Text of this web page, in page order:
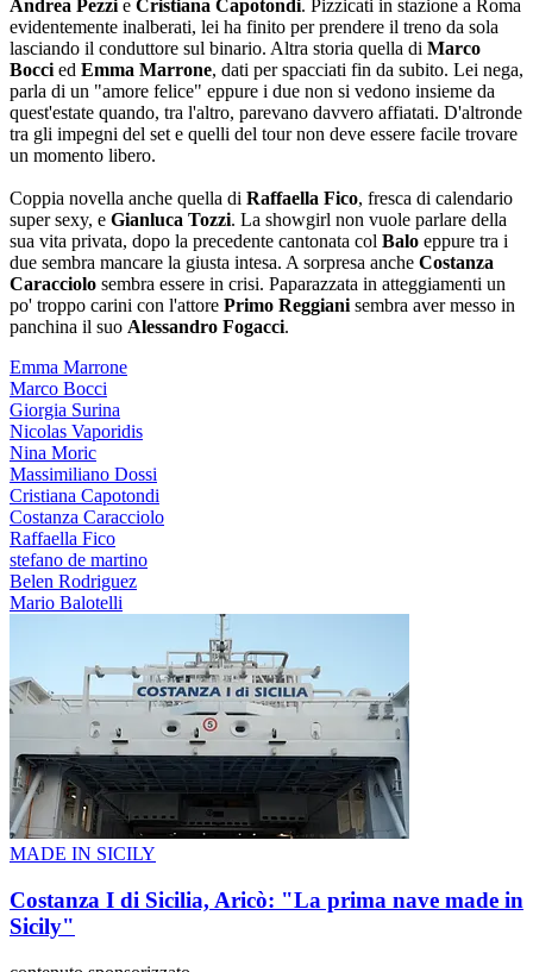
Andrea Pezzi e Cristiana Capotondi. Pizzicati in stazione a Roma
evidentemente inalberati, lei ha finito per prendere il treno da sola
lasciando il conduttore sul binario. Altra storia quella di Marco
Bocci ed Emma Marrone, dati per spacciati fin da subito. Lei nega,
parla di un "amore felice" eppure i due non si vedono insieme da
quest'estate quando, tra l'altro, parevano davvero affiatati. D'altronde
tra gli impegni del set e quelli del tour non deve essere facile trovare
un momento libero.
Coppia novella anche quella di Raffaella Fico, fresca di calendario
super sexy, e Gianluca Tozzi. La showgirl non vuole parlare della
sua vita privata, dopo la precedente cantonata col Balo eppure tra i
due sembra mancare la giusta intesa. A sorpresa anche Costanza
Caracciolo sembra essere in crisi. Paparazzata in atteggiamenti un
po' troppo carini con l'attore Primo Reggiani sembra aver messo in
panchina il suo Alessandro Fogacci.
Emma Marrone
Marco Bocci
Giorgia Surina
Nicolas Vaporidis
Nina Moric
Massimiliano Dossi
Cristiana Capotondi
Costanza Caracciolo
Raffaella Fico
stefano de martino
Belen Rodriguez
Mario Balotelli
MADE IN SICILY
Costanza I di Sicilia, Aricò: "La prima nave made in
Sicily"